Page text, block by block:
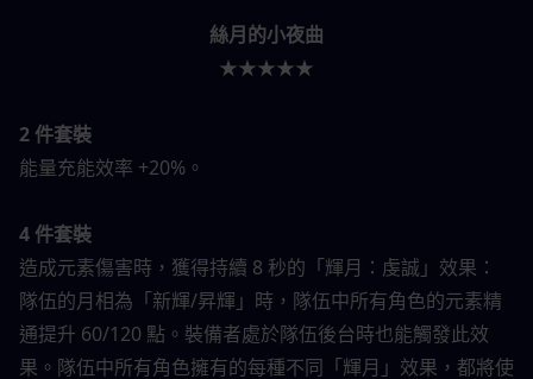
絲月的小夜曲
★★★★★
2 件套裝
能量充能效率 +20%。
4 件套裝
造成元素傷害時，獲得持續 8 秒的「輝月：虔誠」效果：
隊伍的月相為「新輝/昇輝」時，隊伍中所有角色的元素精
通提升 60/120 點。裝備者處於隊伍後台時也能觸發此效
果。隊伍中所有角色擁有的每種不同「輝月」效果，都將使